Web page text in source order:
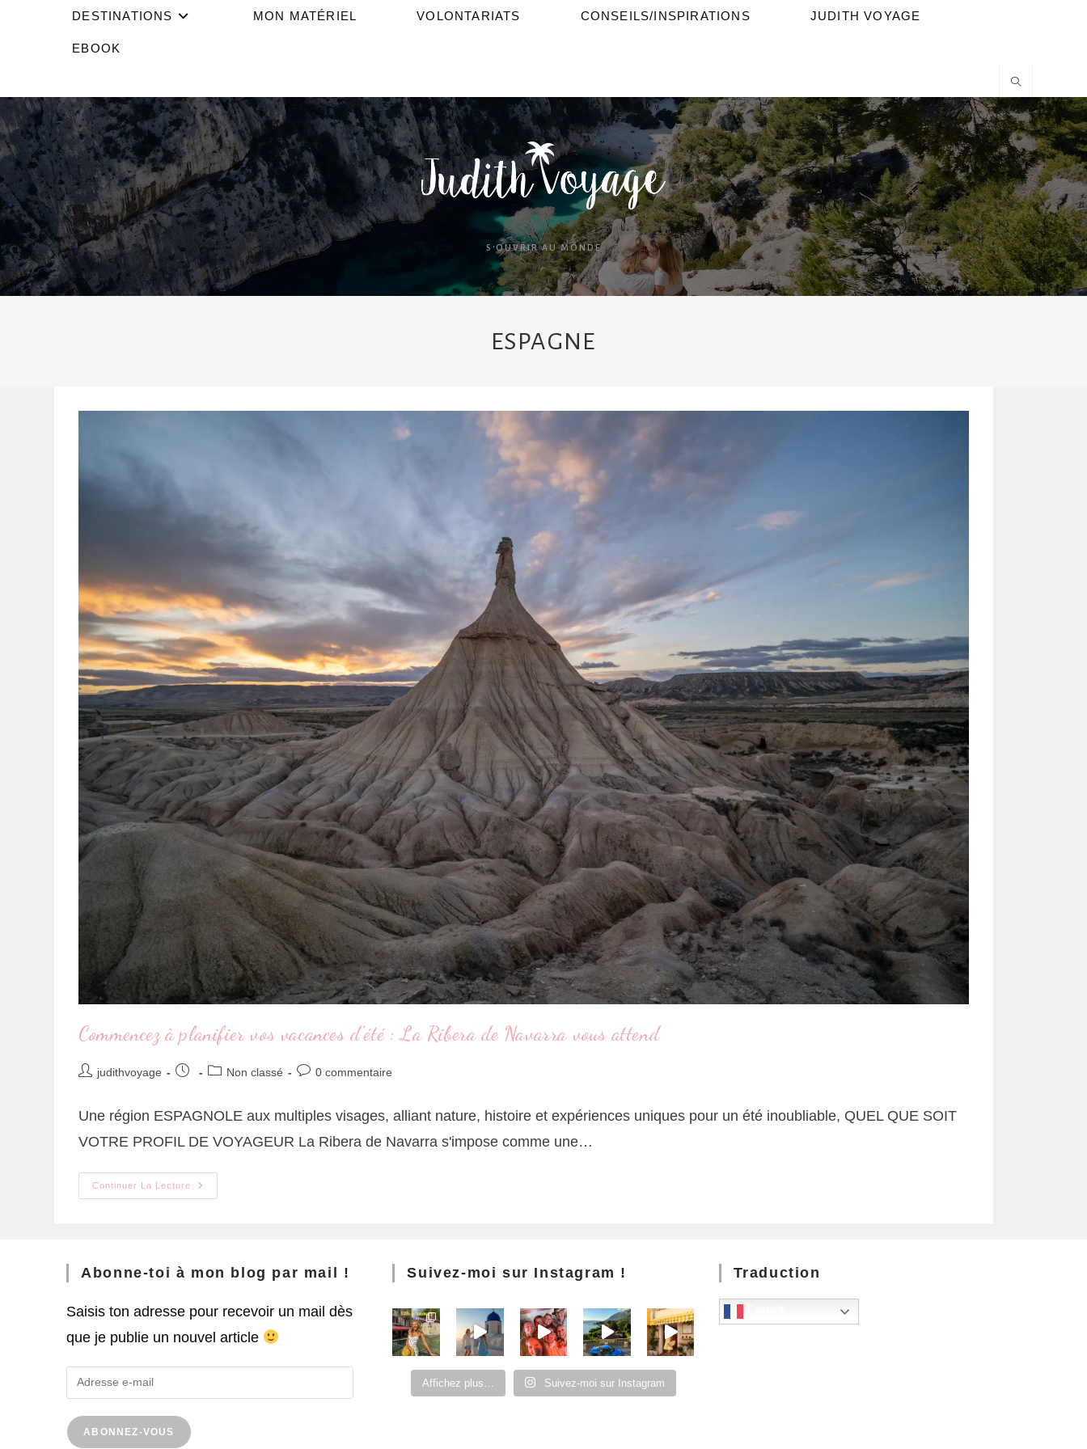
DESTINATIONS MON MATÉRIEL VOLONTARIATS CONSEILS/INSPIRATIONS JUDITH VOYAGE
EBOOK
S'OUVRIR AU MONDE
ESPAGNE
Commencez à planifier vos vacances d’été : La Ribera de Navarra vous attend
judithvoyage Non classé 0 commentaire
Une région ESPAGNOLE aux multiples visages, alliant nature, histoire et expériences uniques pour un été inoubliable, QUEL QUE SOIT
VOTRE PROFIL DE VOYAGEUR La Ribera de Navarra s'impose comme une…
Continuer La Lecture
Abonne-toi à mon blog par mail !
Saisis ton adresse pour recevoir un mail dès
que je publie un nouvel article
ABONNEZ-VOUS
Suivez-moi sur Instagram !
Affichez plus… Suivez-moi sur Instagram
Traduction